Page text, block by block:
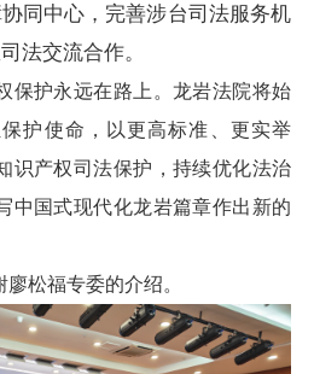
同中心，完善涉台司法服务机
法交流合作。
护永远在路上。龙岩法院将始
护使命，以更高标准、更实举
识产权司法保护，持续优化法治
中国式现代化龙岩篇章作出新的
松福专委的介绍。